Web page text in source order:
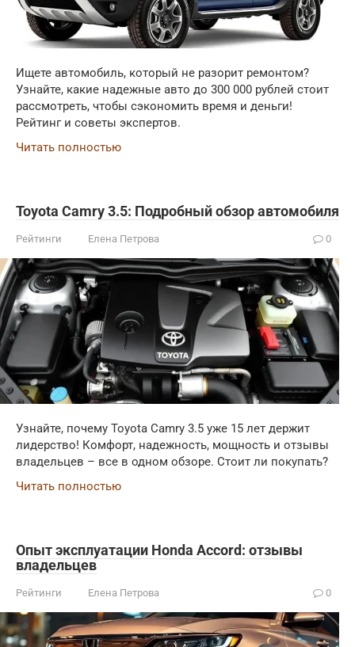
Ищете автомобиль, который не разорит ремонтом?
Узнайте, какие надежные авто до 300 000 рублей стоит
рассмотреть, чтобы сэкономить время и деньги!
Рейтинг и советы экспертов.
Читать полностью
Toyota Camry 3.5: Подробный обзор автомобиля
Рейтинги Елена Петрова 0
Узнайте, почему Toyota Camry 3.5 уже 15 лет держит
лидерство! Комфорт, надежность, мощность и отзывы
владельцев – все в одном обзоре. Стоит ли покупать?
Читать полностью
Опыт эксплуатации Honda Accord: отзывы
владельцев
Рейтинги Елена Петрова 0